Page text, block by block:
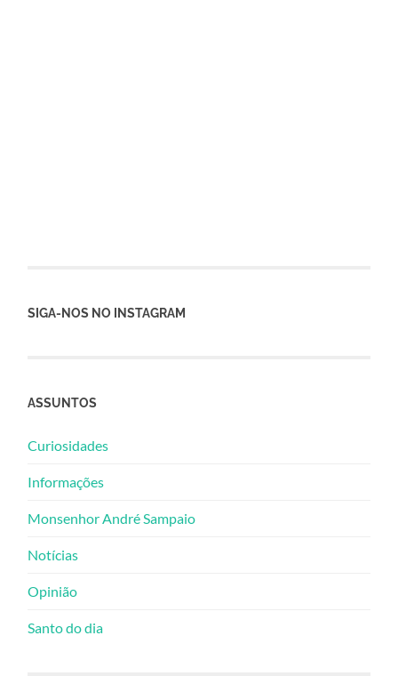
SIGA-NOS NO INSTAGRAM
ASSUNTOS
Curiosidades
Informações
Monsenhor André Sampaio
Notícias
Opinião
Santo do dia